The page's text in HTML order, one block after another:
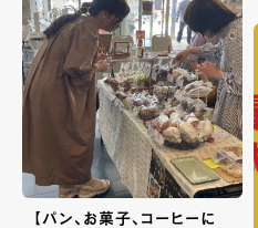
【パン、お菓子、コーヒーに